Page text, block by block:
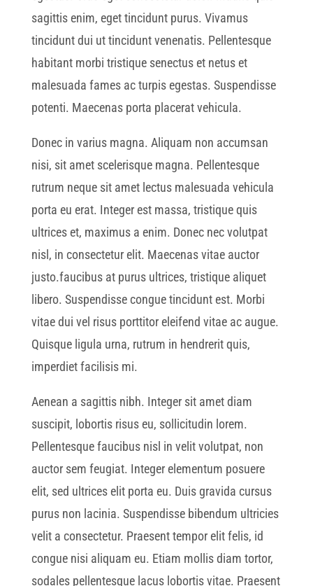
sagittis enim, eget tincidunt purus. Vivamus
tincidunt dui ut tincidunt venenatis. Pellentesque
habitant morbi tristique senectus et netus et
malesuada fames ac turpis egestas. Suspendisse
potenti. Maecenas porta placerat vehicula.
Donec in varius magna. Aliquam non accumsan
nisi, sit amet scelerisque magna. Pellentesque
rutrum neque sit amet lectus malesuada vehicula
porta eu erat. Integer est massa, tristique quis
ultrices et, maximus a enim. Donec nec volutpat
nisl, in consectetur elit. Maecenas vitae auctor
justo.faucibus at purus ultrices, tristique aliquet
libero. Suspendisse congue tincidunt est. Morbi
vitae dui vel risus porttitor eleifend vitae ac augue.
Quisque ligula urna, rutrum in hendrerit quis,
imperdiet facilisis mi.
Aenean a sagittis nibh. Integer sit amet diam
suscipit, lobortis risus eu, sollicitudin lorem.
Pellentesque faucibus nisl in velit volutpat, non
auctor sem feugiat. Integer elementum posuere
elit, sed ultrices elit porta eu. Duis gravida cursus
purus non lacinia. Suspendisse bibendum ultricies
velit a consectetur. Praesent tempor elit felis, id
congue nisi aliquam eu. Etiam mollis diam tortor,
sodales pellentesque lacus lobortis vitae. Praesent